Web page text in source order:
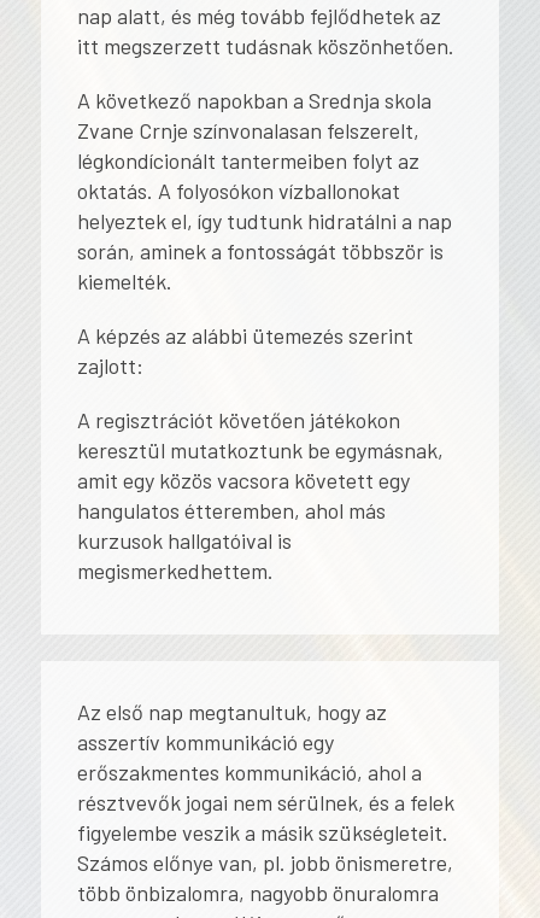
nap alatt, és még tovább fejlődhetek az
itt megszerzett tudásnak köszönhetően.
A következő napokban a Srednja skola
Zvane Crnje színvonalasan felszerelt,
légkondícionált tantermeiben folyt az
oktatás. A folyosókon vízballonokat
helyeztek el, így tudtunk hidratálni a nap
során, aminek a fontosságát többször is
kiemelték.
A képzés az alábbi ütemezés szerint
zajlott:
A regisztrációt követően játékokon
keresztül mutatkoztunk be egymásnak,
amit egy közös vacsora követett egy
hangulatos étteremben, ahol más
kurzusok hallgatóival is
megismerkedhettem.
Az első nap megtanultuk, hogy az
asszertív kommunikáció egy
erőszakmentes kommunikáció, ahol a
résztvevők jogai nem sérülnek, és a felek
figyelembe veszik a másik szükségleteit.
Számos előnye van, pl. jobb önismeretre,
több önbizalomra, nagyobb önuralomra